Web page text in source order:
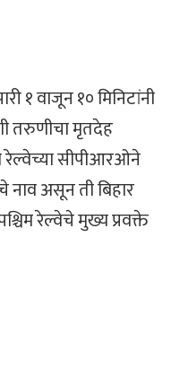
१ वाजून १० मिनिटांनी
तरुणीचा मृतदेह
रेल्वेच्या सीपीआरओने
असून ती बिहार
रेल्वेचे मुख्य प्रवक्ते